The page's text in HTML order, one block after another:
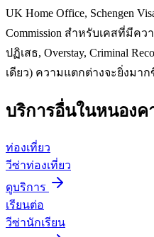
UK Home Office, Schengen
Commission สำหรับเคสที่มีค
ปฏิเสธ, Overstay, Criminal
เดียว) ความแตกต่างจะยิ่งมา
บริการอื่นในหนองค
ท่องเที่ยว
วีซ่าท่องเที่ยว
ดูบริการ
เรียนต่อ
วีซ่านักเรียน